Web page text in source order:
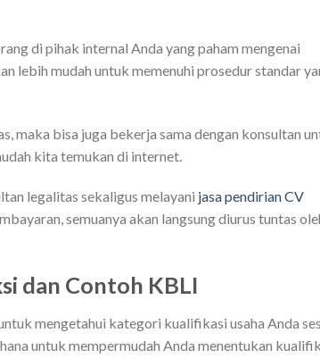
di pihak internal Anda yang paham mengenai
lebih mudah untuk memenuhi prosedur standar
maka bisa juga bekerja sama dengan konsultan
kita temukan di internet.
legalitas sekaligus melayani jasa pendirian CV
semuanya akan langsung diurus tuntas
dan Contoh KBLI
mengetahui kategori kualifikasi usaha Anda
untuk mempermudah Anda menentukan